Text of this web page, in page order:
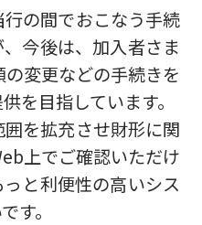
の間でおこなう手続
今後は、加入者さま
変更などの手続きを
を目指しています。
を拡充させ財形に関
上でご確認いただけ
と利便性の高いシス
す。